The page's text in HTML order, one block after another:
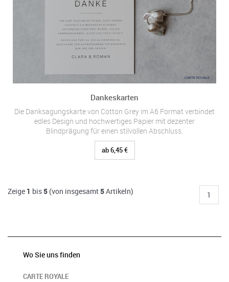
Dankeskarten
Die Danksagungskarte von Cotton Grey im A6 Format verbindet
edles Design und hochwertiges Papier mit dezenter
Blindprägung für einen stilvollen Abschluss.
ab 6,45 €
Zeige 1 bis5 (von insgesamt5Artikeln) 1
Wo Sie uns finden
CARTE ROYALE